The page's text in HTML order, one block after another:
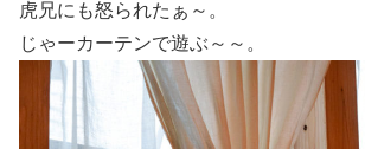
虎兄にも怒られたぁ～。
じゃーカーテンで遊ぶ～～。